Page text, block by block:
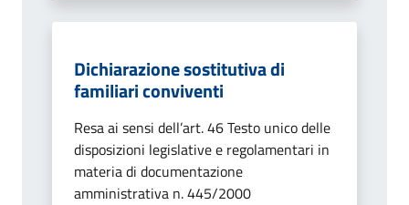
Dichiarazione sostitutiva di
familiari conviventi
Resa ai sensi dell’art. 46 Testo unico delle
disposizioni legislative e regolamentari in
materia di documentazione
amministrativa n. 445/2000